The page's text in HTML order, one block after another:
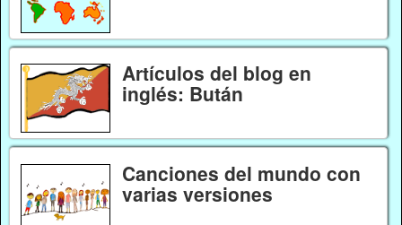
Artículos del blog en
inglés: Bután
Canciones del mundo con
varias versiones